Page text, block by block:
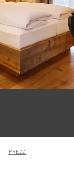
PREZZI